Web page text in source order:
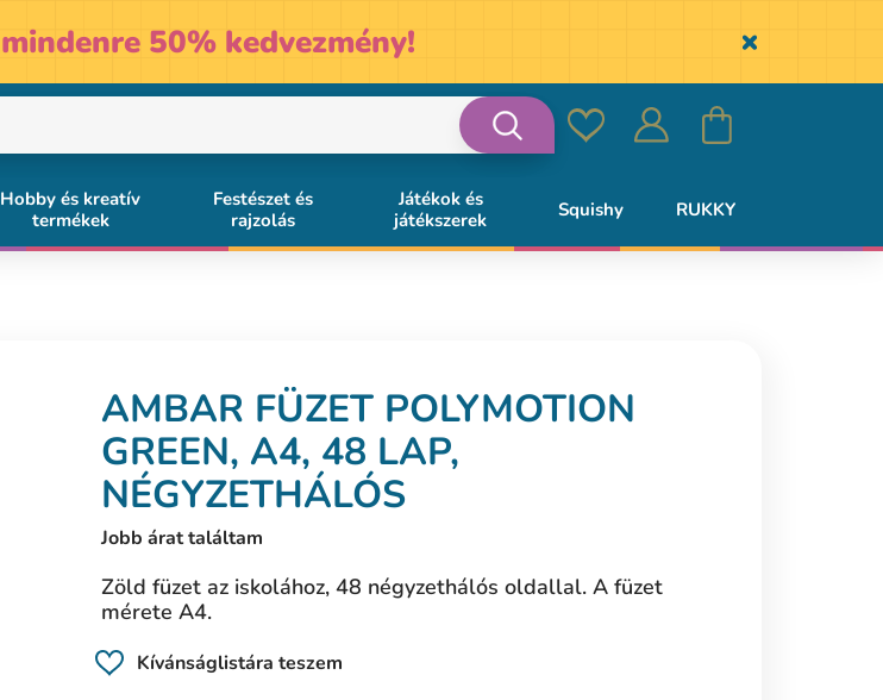
mindenre 50% kedvezmény! Skryť
KedvencekBejelentkezés
Kosár
Hobby és kreatív
termékek
Festészet és
rajzolás
Játékok és
játékszerek
Squishy RUKKY
AMBAR FÜZET POLYMOTION
GREEN, A4, 48 LAP,
NÉGYZETHÁLÓS
Jobb árat találtam
Zöld füzet az iskolához, 48 négyzethálós oldallal. A füzet
mérete A4.
Kívánságlistára teszem